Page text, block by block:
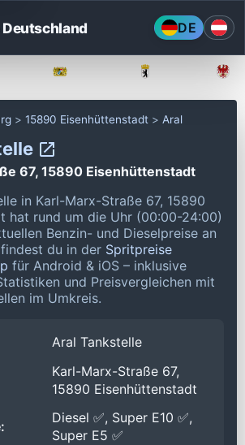
DE
15890 Eisenhüttenstadt Aral
67, 15890 Eisenhüttenstadt
in Karl-Marx-Straße 67, 15890
hat rund um die Uhr (00:00-24:00)
Benzin- und Dieselpreise an
du in der Spritpreise
für Android & iOS – inklusive
und Preisvergleichen mit
im Umkreis.
Aral Tankstelle
Karl-Marx-Straße 67,
15890 Eisenhüttenstadt
Diesel ✅, Super E10 ✅,
Super E5 ✅